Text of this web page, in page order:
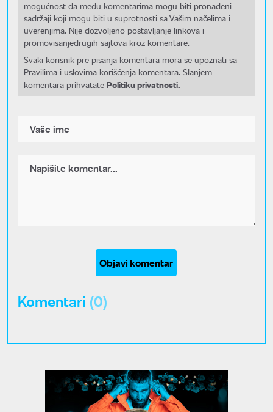
mogućnost da među komentarima mogu biti pronađeni
sadržaji koji mogu biti u suprotnosti sa Vašim načelima i
uverenjima. Nije dozvoljeno postavljanje linkova i
promovisanjedrugih sajtova kroz komentare.
Svaki korisnik pre pisanja komentara mora se upoznati sa
Pravilima i uslovima korišćenja komentara. Slanjem
komentara prihvatate Politiku privatnosti.
Objavi komentar
Komentari (0)